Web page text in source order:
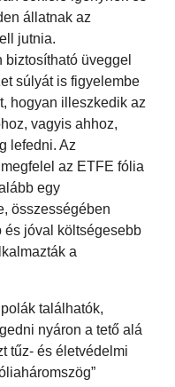
állatnak az
jutnia.
biztosítható üveggel
súlyát is figyelembe
hogyan illeszkedik az
vagyis ahhoz,
lefedni. Az
az ETFE fólia
egy
összességében
és jóval költségesebb
a
találhatók,
nyáron a tető alá
tűz- és életvédelmi